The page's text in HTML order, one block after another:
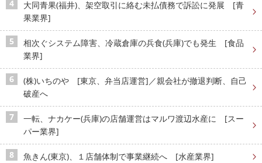
大同青果(福井)、架空取引に絡む未払債務で訴訟に発展 [青
果業界]
相次ぐシステム障害、冷蔵倉庫の兵食(兵庫)でも発生 [食品
業界]
(株)いちのや [東京、弁当店運営]／親会社が撤退判断、自己
破産へ
一転、ナカケー(兵庫)の店舗運営はマルワ渡辺水産に [スー
パー業界]
魚きん(東京)、１店舗体制で事業継続へ [水産業界]